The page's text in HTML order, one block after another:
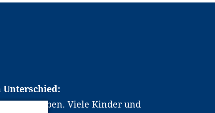
Unterschied:
Berufsleben. Viele Kinder und